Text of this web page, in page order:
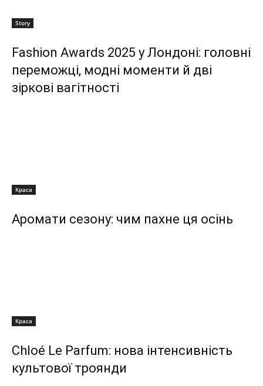
Story
Fashion Awards 2025 у Лондоні: головні
переможці, модні моменти й дві
зіркові вагітності
Краса
Аромати сезону: чим пахне ця осінь
Краса
Chloé Le Parfum: нова інтенсивність
культової троянди